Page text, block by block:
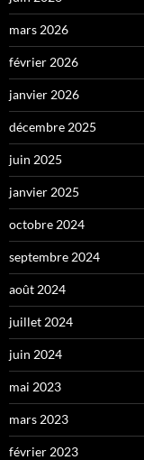
mars 2026
février 2026
janvier 2026
décembre 2025
juin 2025
janvier 2025
octobre 2024
septembre 2024
août 2024
juillet 2024
juin 2024
mai 2023
mars 2023
février 2023